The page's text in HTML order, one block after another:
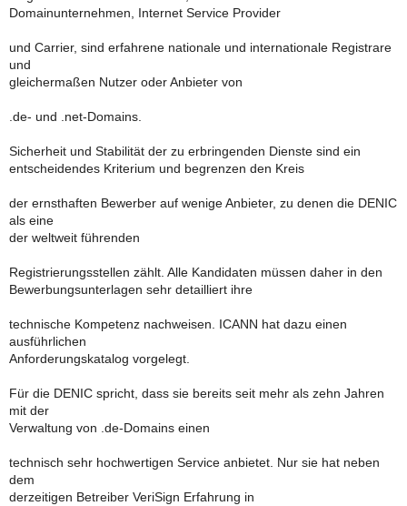
Domainunternehmen, Internet Service Provider
und Carrier, sind erfahrene nationale und internationale Registrare
und
gleichermaßen Nutzer oder Anbieter von
.de- und .net-Domains.
Sicherheit und Stabilität der zu erbringenden Dienste sind ein
entscheidendes Kriterium und begrenzen den Kreis
der ernsthaften Bewerber auf wenige Anbieter, zu denen die DENIC
als eine
der weltweit führenden
Registrierungsstellen zählt. Alle Kandidaten müssen daher in den
Bewerbungsunterlagen sehr detailliert ihre
technische Kompetenz nachweisen. ICANN hat dazu einen
ausführlichen
Anforderungskatalog vorgelegt.
Für die DENIC spricht, dass sie bereits seit mehr als zehn Jahren
mit der
Verwaltung von .de-Domains einen
technisch sehr hochwertigen Service anbietet. Nur sie hat neben
dem
derzeitigen Betreiber VeriSign Erfahrung in